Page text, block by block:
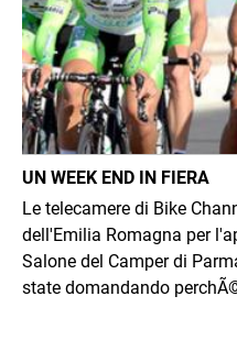
UN WEEK END IN FIERA
Le telecamere di Bike
dell'Emilia Romagna per
Salone del Camper di
state domandando